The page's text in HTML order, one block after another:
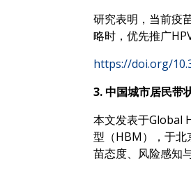
研究表明，当前疫
略时，优先推广
https://doi.org/
3. 中国城市居民带
本文发表于Global
型（HBM），于北
苗态度、风险感知